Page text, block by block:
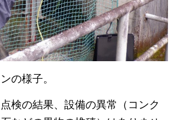
の様子。
検の結果、設備の異常（コンク